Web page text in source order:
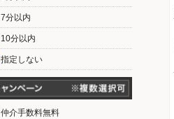
7分以内
10分以内
指定しない
仲介手数料無料